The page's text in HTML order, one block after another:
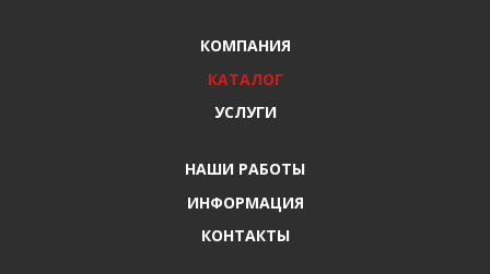
КОМПАНИЯ
КАТАЛОГ
УСЛУГИ
НАШИ РАБОТЫ
ИНФОРМАЦИЯ
КОНТАКТЫ